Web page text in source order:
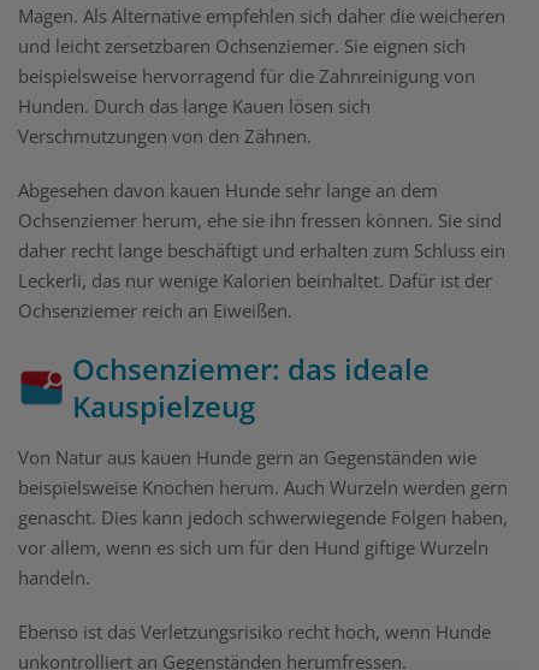
Magen. Als Alternative empfehlen sich daher die weicheren
und leicht zersetzbaren Ochsenziemer. Sie eignen sich
beispielsweise hervorragend für die Zahnreinigung von
Hunden. Durch das lange Kauen lösen sich
Verschmutzungen von den Zähnen.
Abgesehen davon kauen Hunde sehr lange an dem
Ochsenziemer herum, ehe sie ihn fressen können. Sie sind
daher recht lange beschäftigt und erhalten zum Schluss ein
Leckerli, das nur wenige Kalorien beinhaltet. Dafür ist der
Ochsenziemer reich an Eiweißen.
Ochsenziemer: das ideale
Kauspielzeug
Von Natur aus kauen Hunde gern an Gegenständen wie
beispielsweise Knochen herum. Auch Wurzeln werden gern
genascht. Dies kann jedoch schwerwiegende Folgen haben,
vor allem, wenn es sich um für den Hund giftige Wurzeln
handeln.
Ebenso ist das Verletzungsrisiko recht hoch, wenn Hunde
unkontrolliert an Gegenständen herumfressen.